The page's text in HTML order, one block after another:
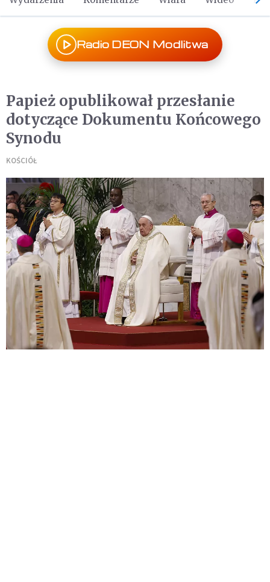
Radio DEON Modlitwa
Papież opublikował przesłanie
dotyczące Dokumentu Końcowego
Synodu
KOŚCIÓŁ